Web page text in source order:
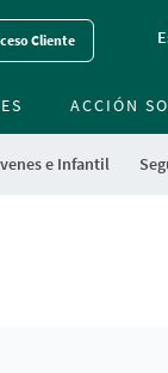
Cliente
e Infantil
ACCIÓN